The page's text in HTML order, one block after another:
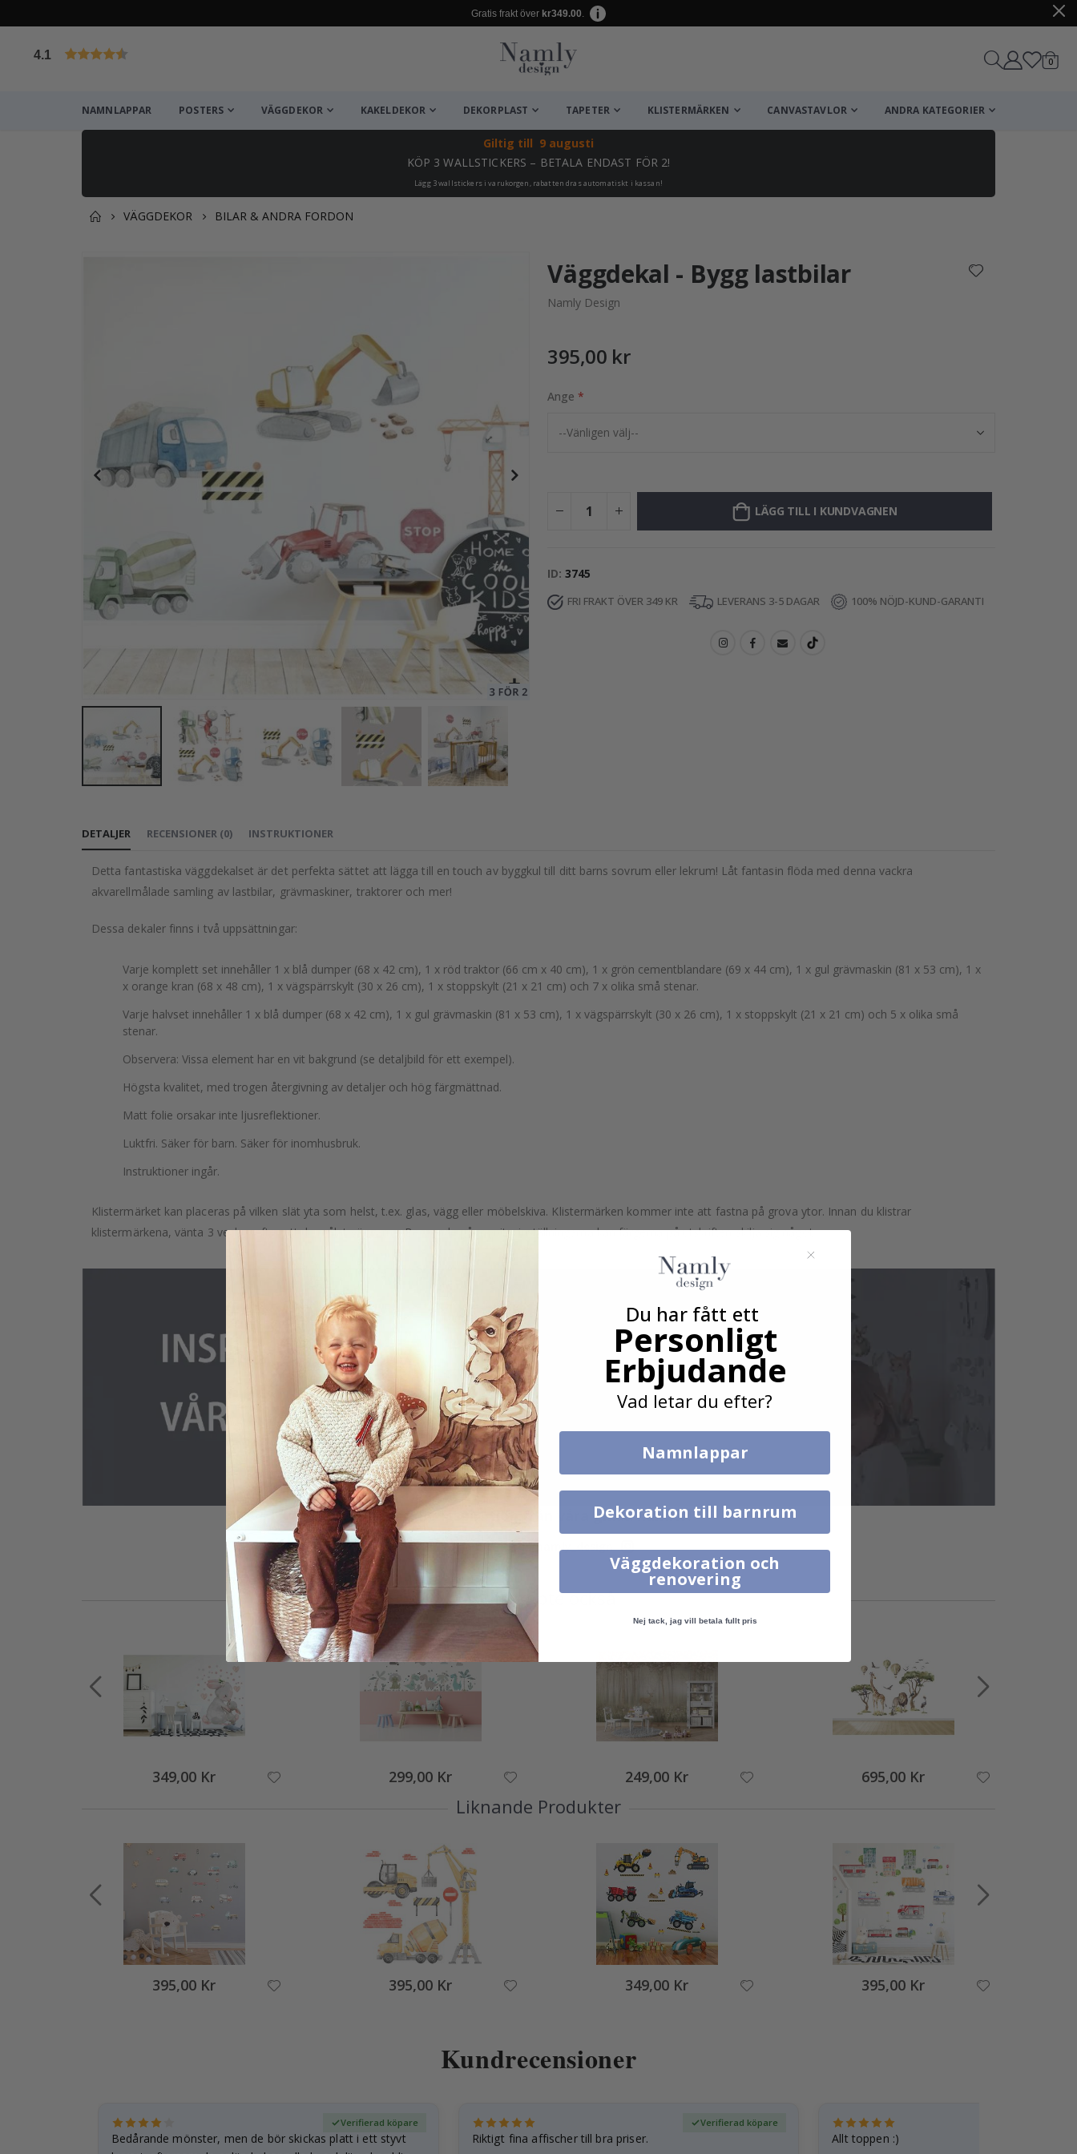
Gratis frakt över kr349.00.
4.1 0
NAMNLAPPAR POSTERS VÄGGDEKOR KAKELDEKOR DEKORPLAST TAPETER KLISTERMÄRKEN CANVASTAVLOR ANDRA KATEGORIER
Giltig till 9 augusti
KÖP 3 WALLSTICKERS – BETALA ENDAST FÖR 2!
Lägg 3 wallstickers i varukorgen, rabatten dras automatiskt i kassan!
VÄGGDEKOR BILAR & ANDRA FORDON
Självhäftande klistermärken – Trofast Box dekaler / Välj storlek / Traktorer och vägutformning
början
bildgalleriet
Väggdekal - Bygg lastbilar
Namly Design
395,00 kr
Ange
LÄGG TILL I KUNDVAGNEN
ID 3745
FRI FRAKT ÖVER 349 KR LEVERANS 3-5 DAGAR 100% NÖJD-KUND-GARANTI
DETALJER
Detta fantastiska väggdekalset är det perfekta sättet att lägga till en touch av byggkul till ditt barns sovrum eller lekrum! Låt fantasin flöda med denna vackra
akvarellmålade samling av lastbilar, grävmaskiner, traktorer och mer!
Dessa dekaler finns i två uppsättningar:
Varje komplett set innehåller 1 x blå dumper (68 x 42 cm), 1 x röd traktor (66 cm x 40 cm), 1 x grön cementblandare (69 x 44 cm), 1 x gul grävmaskin (81 x 53 cm), 1 x
x orange kran (68 x 48 cm), 1 x vägspärrskylt (30 x 26 cm), 1 x stoppskylt (21 x 21 cm) och 7 x olika små stenar.
Varje halvset innehåller 1 x blå dumper (68 x 42 cm), 1 x gul grävmaskin (81 x 53 cm), 1 x vägspärrskylt (30 x 26 cm), 1 x stoppskylt (21 x 21 cm) och 5 x olika små
stenar.
Observera: Vissa element har en vit bakgrund (se detaljbild för ett exempel).
Högsta kvalitet, med trogen återgivning av detaljer och hög färgmättnad.
Matt folie orsakar inte ljusreflektioner.
Luktfri. Säker för barn. Säker för inomhusbruk.
Instruktioner ingår.
Klistermärket kan placeras på vilken slät yta som helst, t.ex. glas, vägg eller möbelskiva. Klistermärken kommer inte att fastna på grova ytor. Innan du klistrar
klistermärkena, vänta 3 veckor efter att du målat väggarna. Beroende på monitorinställningarna kan färgerna på utskriften skilja sig något.
RECENSIONER (0) INSTRUKTIONER
Verklig inspiration från våra glada kunder!
Tagga ditt med #namly_design
Andra köpte också
349,00 Kr 299,00 Kr 249,00 Kr 695,00 Kr
Liknande Produkter
395,00 Kr 395,00 Kr 349,00 Kr 395,00 Kr
Kundrecensioner
Bedårande mönster, men de bör skickas platt i ett styvt
Verifierad köpare
Riktigt fina affischer till bra priser.
Verifierad köpare
Allt toppen :)
Du har fått ett
Personligt
Erbjudande
Vad letar du efter?
Namnlappar
Dekoration till barnrum
Väggdekoration och
renovering
Nej tack, jag vill betala fullt pris